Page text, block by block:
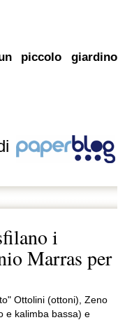
piccolo giardino
i
Marras per
Ottolini (ottoni), Zeno
e kalimba bassa) e